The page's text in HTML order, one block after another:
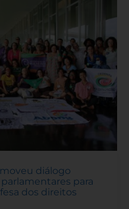
diálogo
para
dos direitos